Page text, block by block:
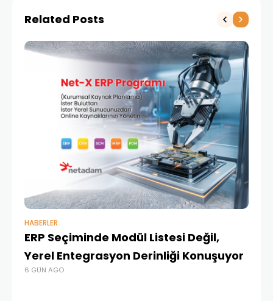
Related Posts
HABERLER
ERP Seçiminde Modül Listesi Değil,
Yerel Entegrasyon Derinliği Konuşuyor
6 GÜN AGO